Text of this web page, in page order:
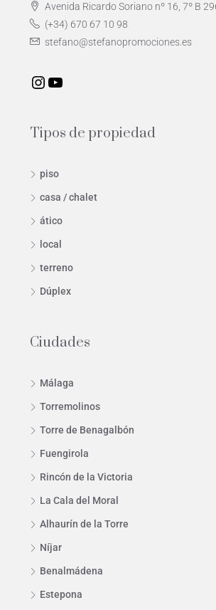
Avenida Ricardo Soriano nº 16, 7º B
(+34) 670 67 10 98
stefano@stefanopromociones.es
Tipos de propiedad
piso
casa / chalet
ático
local
terreno
Dúplex
Ciudades
Málaga
Torremolinos
Torre de Benagalbón
Fuengirola
Rincón de la Victoria
La Cala del Moral
Alhaurín de la Torre
Níjar
Benalmádena
Estepona